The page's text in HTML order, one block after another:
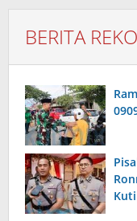
BERITA